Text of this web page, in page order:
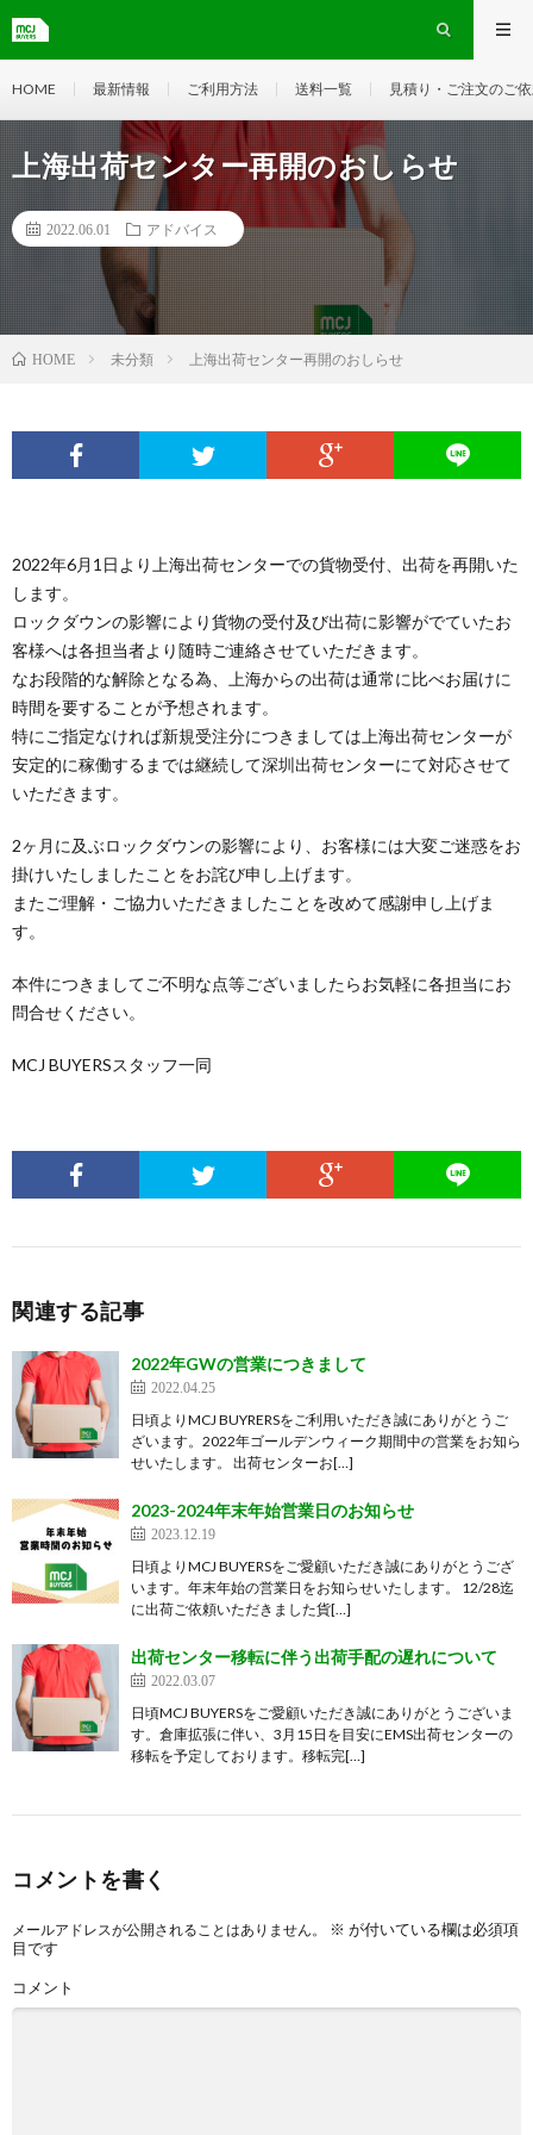
HOME 最新情報 ご利用方法 送料一覧 見積り・ご注文のご
上海出荷センター再開のおしらせ
2022.06.01 アドバイス
HOME 未分類 上海出荷センター再開のおしらせ
2022年6月1日より上海出荷センターでの貨物受付、出荷を再開いた
します。
ロックダウンの影響により貨物の受付及び出荷に影響がでていたお
客様へは各担当者より随時ご連絡させていただきます。
なお段階的な解除となる為、上海からの出荷は通常に比べお届けに
時間を要することが予想されます。
特にご指定なければ新規受注分につきましては上海出荷センターが
安定的に稼働するまでは継続して深圳出荷センターにて対応させて
いただきます。
2ヶ月に及ぶロックダウンの影響により、お客様には大変ご迷惑をお
掛けいたしましたことをお詫び申し上げます。
またご理解・ご協力いただきましたことを改めて感謝申し上げま
す。
本件につきましてご不明な点等ございましたらお気軽に各担当にお
問合せください。
MCJ BUYERSスタッフ一同
関連する記事
2022年GWの営業につきまして
2022.04.25
日頃よりMCJ BUYRERSをご利用いただき誠にありがとうご
ざいます。2022年ゴールデンウィーク期間中の営業をお知ら
せいたします。 出荷センターお[…]
2023-2024年末年始営業日のお知らせ
2023.12.19
日頃よりMCJ BUYERSをご愛顧いただき誠にありがとうござ
います。年末年始の営業日をお知らせいたします。 12/28迄
に出荷ご依頼いただきました貨[…]
出荷センター移転に伴う出荷手配の遅れについて
2022.03.07
日頃MCJ BUYERSをご愛顧いただき誠にありがとうございま
す。倉庫拡張に伴い、3月15日を目安にEMS出荷センターの
移転を予定しております。移転完[…]
コメントを書く
メールアドレスが公開されることはありません。 ※ が付いている欄は必須項
目です
コメント